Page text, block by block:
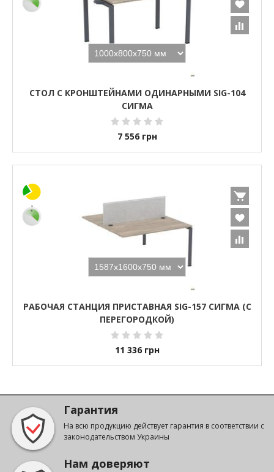
СТОЛ С КРОНШТЕЙНАМИ ОДИНАРНЫМИ SIG-104
СИГМА
7 556 грн
РАБОЧАЯ СТАНЦИЯ ПРИСТАВНАЯ SIG-157 СИГМА (С
ПЕРЕГОРОДКОЙ)
11 336 грн
Гарантия
На всю продукцию действует гарантия в соответствии с
законодательством Украины
Нам доверяют